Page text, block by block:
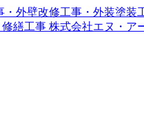
修繕工事 株式会社エヌ・ア